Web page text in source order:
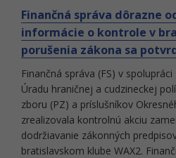
Finančná správa dôrazne
informácie o kontrole v
porušenia zákona sa
Finančná správa (FS) v
Úradu hraničnej a cudzineckej
zboru (PZ) a príslušníkov
zrealizovala kontrolnú akciu
dodržiavanie zákonných
bratislavskom klube WAX2.